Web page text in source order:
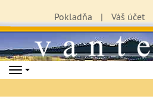
Pokladňa Váš účet
Navigation